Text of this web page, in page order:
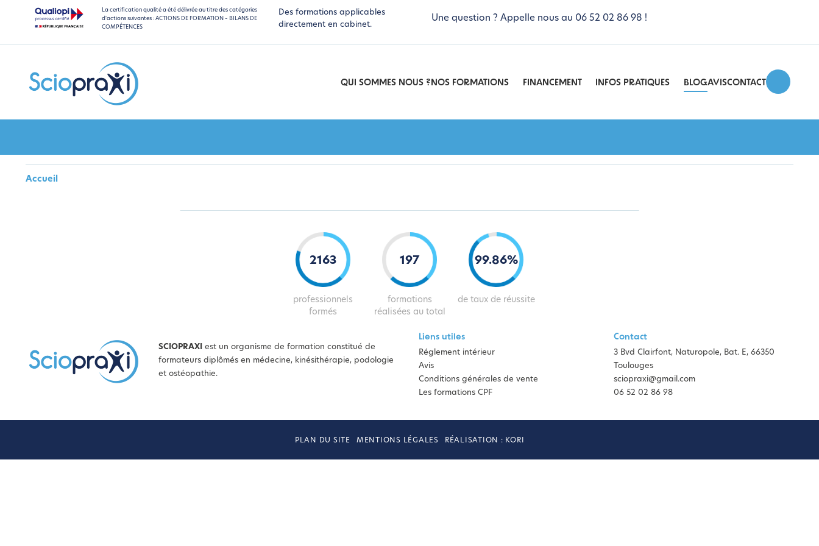
La certification qualité a été délivrée au titre des catégories
d'actions suivantes : ACTIONS DE FORMATION – BILANS DE
COMPÉTENCES
Des formations applicables
directement en cabinet.
Une question ? Appelle nous au 06 52 02 86 98 !
QUI SOMMES NOUS ?NOS FORMATIONS FINANCEMENT INFOS PRATIQUES BLOGAVISCONTACT
Accueil
2163
professionnels
formés
197
formations
réalisées au total
99.86%
de taux de réussite
SCIOPRAXI
est un organisme de formation constitué de
formateurs diplômés en médecine, kinésithérapie, podologie
et ostéopathie.
Liens utiles
Réglement intérieur
Avis
Conditions générales de vente
Les formations CPF
Contact
3 Bvd Clairfont, Naturopole, Bat. E, 66350
Toulouges
sciopraxi@gmail.com
06 52 02 86 98
PLAN DU SITE MENTIONS LÉGALES RÉALISATION : KORI